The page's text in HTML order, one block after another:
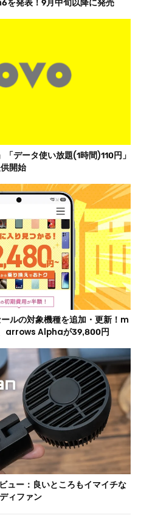
を発表！9月中旬以降に発売
データ使い放題(1時間)110円」
開始
ルの対象機種を追加・更新！m
arrows Alphaが39,800円
ュー：良いところもイマイチな
ィファン